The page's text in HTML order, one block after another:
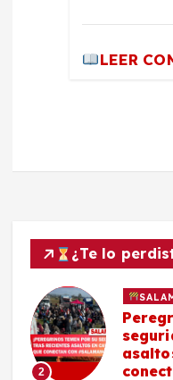
LEER
¿Te lo
2